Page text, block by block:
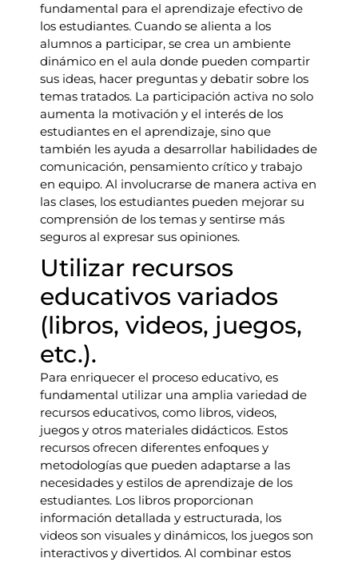
fundamental para el aprendizaje efectivo de
los estudiantes. Cuando se alienta a los
alumnos a participar, se crea un ambiente
dinámico en el aula donde pueden compartir
sus ideas, hacer preguntas y debatir sobre los
temas tratados. La participación activa no solo
aumenta la motivación y el interés de los
estudiantes en el aprendizaje, sino que
también les ayuda a desarrollar habilidades de
comunicación, pensamiento crítico y trabajo
en equipo. Al involucrarse de manera activa en
las clases, los estudiantes pueden mejorar su
comprensión de los temas y sentirse más
seguros al expresar sus opiniones.
Utilizar recursos
educativos variados
(libros, videos, juegos,
etc.).
Para enriquecer el proceso educativo, es
fundamental utilizar una amplia variedad de
recursos educativos, como libros, videos,
juegos y otros materiales didácticos. Estos
recursos ofrecen diferentes enfoques y
metodologías que pueden adaptarse a las
necesidades y estilos de aprendizaje de los
estudiantes. Los libros proporcionan
información detallada y estructurada, los
videos son visuales y dinámicos, los juegos son
interactivos y divertidos. Al combinar estos